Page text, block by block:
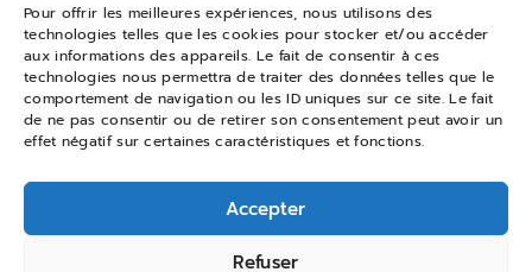
Pour offrir les meilleures expériences, nous utilisons des
technologies telles que les cookies pour stocker et/ou accéder
aux informations des appareils. Le fait de consentir à ces
technologies nous permettra de traiter des données telles que le
comportement de navigation ou les ID uniques sur ce site. Le fait
de ne pas consentir ou de retirer son consentement peut avoir un
effet négatif sur certaines caractéristiques et fonctions.
Accepter
Refuser
Conditions générales de vente
Suivi de commande
Services & Retours
Modes de livraison
© 2026 Pattounes Gourmandes